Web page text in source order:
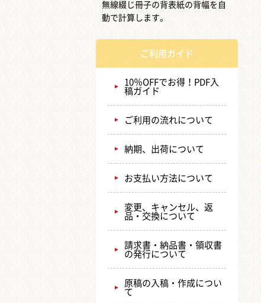
無線綴じ冊子の背表紙の背幅を自
動で計算します。
ご利用ガイド
10％OFFでお得！PDF入
稿ガイド
ご利用の流れについて
納期、出荷について
お支払い方法について
変更、キャンセル、返
品・交換について
請求書・納品書・領収書
の発行について
原稿の入稿・作成につい
て